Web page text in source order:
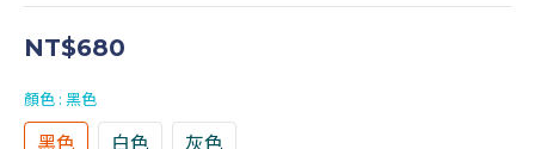
NT$680
顏色 : 黑色
黑色 白色 灰色